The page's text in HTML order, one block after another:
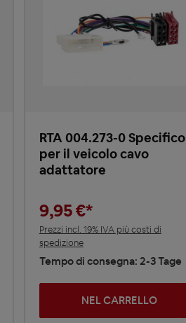
RTA 004.273-0 Specifico
per il veicolo cavo
adattatore
9,95 €*
Prezzi incl. 19% IVA più costi di
spedizione
Tempo di consegna: 2-3 Tage
NEL CARRELLO